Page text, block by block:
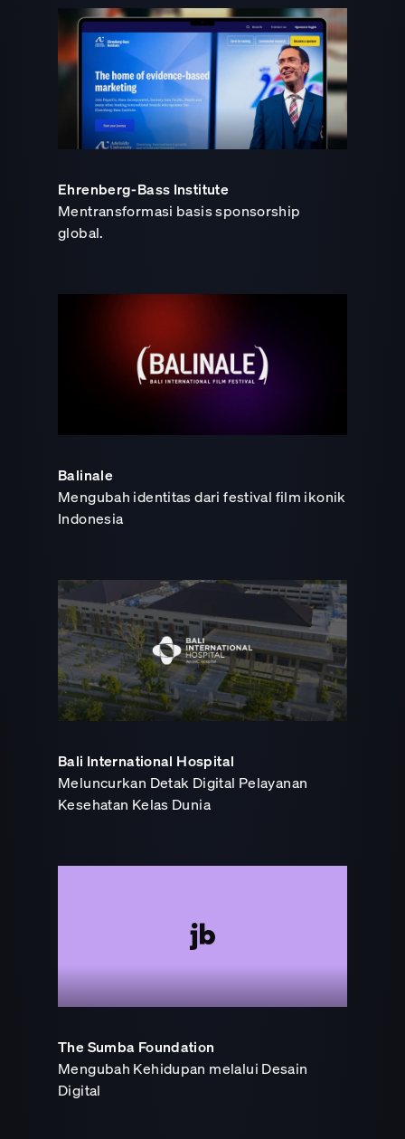
Ehrenberg-Bass Institute
Mentransformasi basis sponsorship
global.
Balinale
Mengubah identitas dari festival film ikonik
Indonesia
Bali International Hospital
Meluncurkan Detak Digital Pelayanan
Kesehatan Kelas Dunia
The Sumba Foundation
Mengubah Kehidupan melalui Desain
Digital